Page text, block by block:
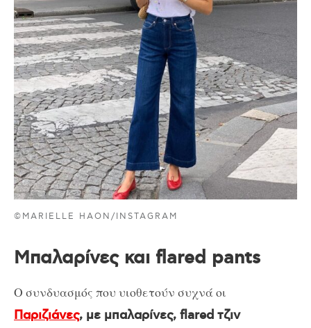
©MARIELLE HAON/INSTAGRAM
Μπαλαρίνες και flared pants
Ο συνδυασμός που υιοθετούν συχνά οι
Παριζιάνες, με μπαλαρίνες, flared τζιν